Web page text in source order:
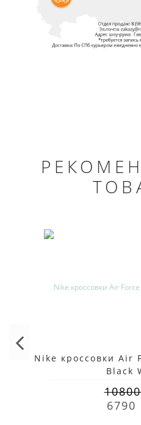
Nike кроссовки Air
Black
6790